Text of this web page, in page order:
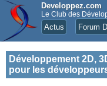
Developpez.com
Le Club des
Actus Forum
Développement 2D,
pour les